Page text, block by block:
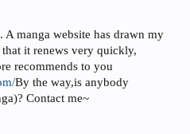
manga website has drawn my
it renews very quickly,
recommends to you
By the way,is anybody
Contact me~